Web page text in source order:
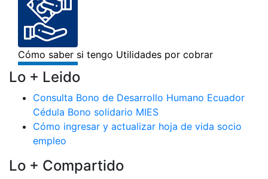
Lo + Leido
Consulta Bono de Desarrollo Humano Ecuador
Cédula Bono solidario MIES
Cómo ingresar y actualizar hoja de vida socio
empleo
Lo + Compartido